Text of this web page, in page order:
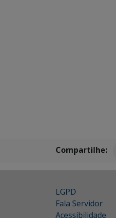
Compartilhe:
LGPD
Fala Servidor
Acessibilidade